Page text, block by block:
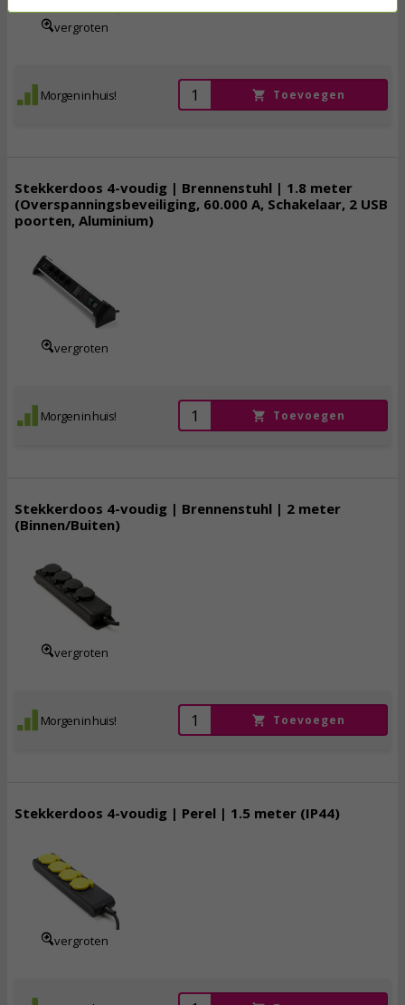
vergroten
Morgen in huis! Toevoegen
Stekkerdoos 4-voudig | Brennenstuhl | 1.8 meter
(Overspanningsbeveiliging, 60.000 A, Schakelaar, 2 USB
poorten, Aluminium)
vergroten
Morgen in huis! Toevoegen
Stekkerdoos 4-voudig | Brennenstuhl | 2 meter
(Binnen/Buiten)
vergroten
Morgen in huis! Toevoegen
Stekkerdoos 4-voudig | Perel | 1.5 meter (IP44)
vergroten